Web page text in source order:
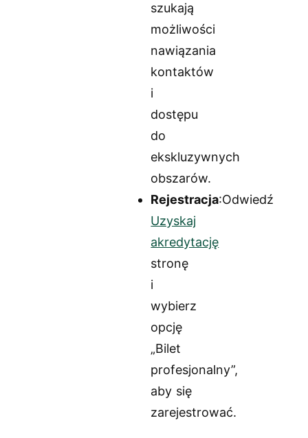
szukają
możliwości
nawiązania
kontaktów
i
dostępu
do
ekskluzywnych
obszarów.
Rejestracja:Odwiedź
Uzyskaj
akredytację
stronę
i
wybierz
opcję
„Bilet
profesjonalny”,
aby się
zarejestrować.